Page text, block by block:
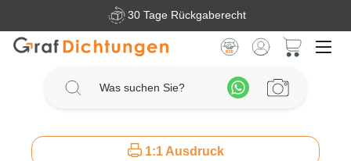
Zum Hauptinhalt springen30 Tage Rückgaberecht
1:1 Ausdruck